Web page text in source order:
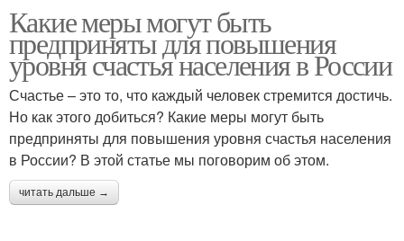
Какие меры могут быть
предприняты для повышения
уровня счастья населения в России
Счастье – это то, что каждый человек стремится достичь.
Но как этого добиться? Какие меры могут быть
предприняты для повышения уровня счастья населения
в России? В этой статье мы поговорим об этом.
читать дальше →